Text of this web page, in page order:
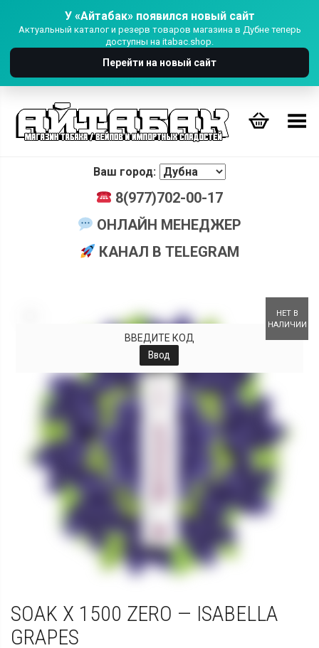
У «Айтабак» появился новый сайт
Актуальный каталог и резерв товаров магазина в Дубне теперь
доступны на itabac.shop.
Перейти на новый сайт
Переключить Меню
Ваш город:
8(977)702-00-17
ОНЛАЙН МЕНЕДЖЕР
КАНАЛ В TELEGRAM
НЕТ В
НАЛИЧИИ
ВВЕДИТЕ КОД
Ввод
SOAK X 1500 ZERO — ISABELLA
GRAPES